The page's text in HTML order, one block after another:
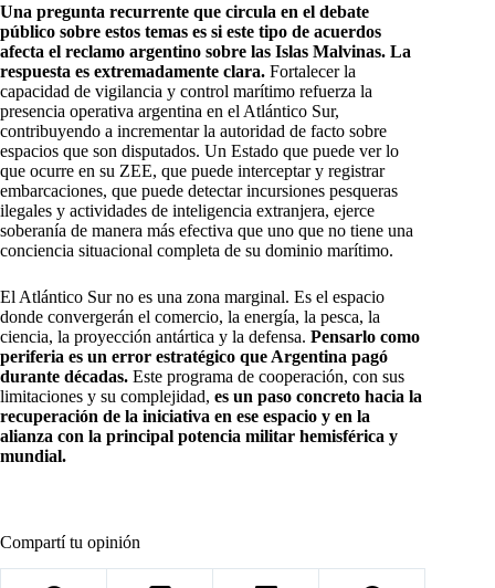
Una pregunta recurrente que circula en el debate
público sobre estos temas es si este tipo de acuerdos
afecta el reclamo argentino sobre las Islas Malvinas. La
respuesta es extremadamente clara. Fortalecer la
capacidad de vigilancia y control marítimo refuerza la
presencia operativa argentina en el Atlántico Sur,
contribuyendo a incrementar la autoridad de facto sobre
espacios que son disputados. Un Estado que puede ver lo
que ocurre en su ZEE, que puede interceptar y registrar
embarcaciones, que puede detectar incursiones pesqueras
ilegales y actividades de inteligencia extranjera, ejerce
soberanía de manera más efectiva que uno que no tiene una
conciencia situacional completa de su dominio marítimo.​
El Atlántico Sur no es una zona marginal. Es el espacio
donde convergerán el comercio, la energía, la pesca, la
ciencia, la proyección antártica y la defensa. Pensarlo como
periferia es un error estratégico que Argentina pagó
durante décadas. Este programa de cooperación, con sus
limitaciones y su complejidad, es un paso concreto hacia la
recuperación de la iniciativa en ese espacio y en la
alianza con la principal potencia militar hemisférica y
mundial.
Compartí tu opinión